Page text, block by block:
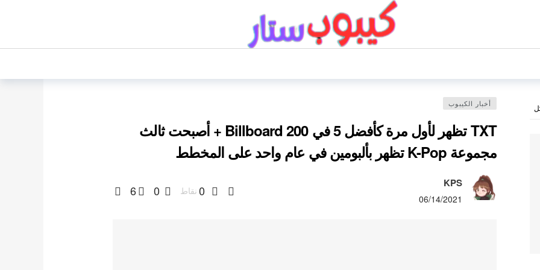
أخبار الكيبوب
TXT تظهر لأول مرة كأفضل 5 في Billboard 200 + أصبحت ثالث
مجموعة K-Pop تظهر بألبومين في عام واحد على المخطط
KPS
06/14/2021
0 نقاط 0
6